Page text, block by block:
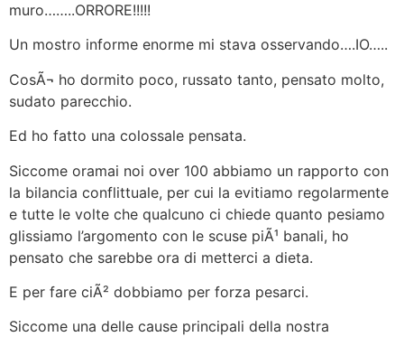
muro……..ORRORE!!!!!
Un mostro informe enorme mi stava osservando….IO…..
CosÃ¬ ho dormito poco, russato tanto, pensato molto,
sudato parecchio.
Ed ho fatto una colossale pensata.
Siccome oramai noi over 100 abbiamo un rapporto con
la bilancia conflittuale, per cui la evitiamo regolarmente
e tutte le volte che qualcuno ci chiede quanto pesiamo
glissiamo l’argomento con le scuse piÃ¹ banali, ho
pensato che sarebbe ora di metterci a dieta.
E per fare ciÃ² dobbiamo per forza pesarci.
Siccome una delle cause principali della nostra